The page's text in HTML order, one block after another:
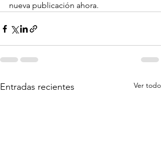
nueva publicación ahora.
Entradas recientes Ver todo